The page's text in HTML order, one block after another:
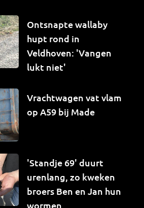
Ontsnapte wallaby
hupt rond in
Veldhoven: 'Vangen
lukt niet'
Vrachtwagen vat vlam
op A59 bij Made
'Standje 69' duurt
urenlang, zo kweken
broers Ben en Jan hun
wormen